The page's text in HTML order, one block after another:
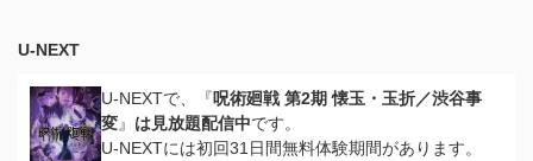
U-NEXT
U-NEXTで、『呪術廻戦 第2期 懐玉・玉折／渋谷事
変』 は見放題配信中です。
U-NEXTには初回31日間無料体験期間があります。